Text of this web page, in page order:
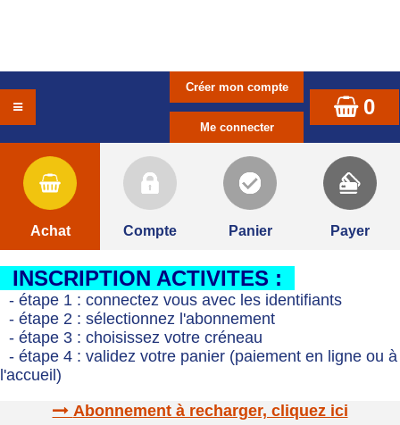
0
Achat Compte Panier Payer
INSCRIPTION ACTIVITES :
- étape 1 : connectez vous avec les identifiants
- étape 2 : sélectionnez l'abonnement
- étape 3 : choisissez votre créneau
- étape 4 : validez votre panier (paiement en ligne ou à
l'accueil)
Abonnement à recharger, cliquez ici